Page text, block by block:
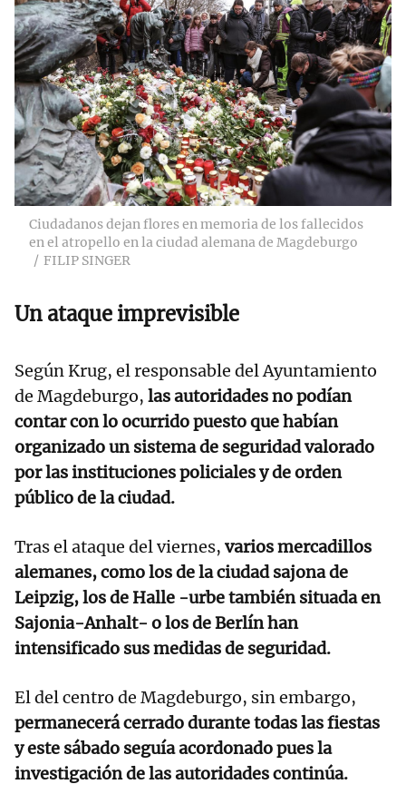
Ciudadanos dejan flores en memoria de los fallecidos
en el atropello en la ciudad alemana de Magdeburgo
FILIP SINGER
Un ataque imprevisible
Según Krug, el responsable del Ayuntamiento
de Magdeburgo, las autoridades no podían
contar con lo ocurrido puesto que habían
organizado un sistema de seguridad valorado
por las instituciones policiales y de orden
público de la ciudad.
Tras el ataque del viernes, varios mercadillos
alemanes, como los de la ciudad sajona de
Leipzig, los de Halle -urbe también situada en
Sajonia-Anhalt- o los de Berlín han
intensificado sus medidas de seguridad.
El del centro de Magdeburgo, sin embargo,
permanecerá cerrado durante todas las fiestas
y este sábado seguía acordonado pues la
investigación de las autoridades continúa.